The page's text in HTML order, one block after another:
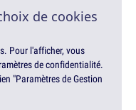
de cookies
Pour l'afficher, vous
de confidentialité.
"Paramètres de Gestion